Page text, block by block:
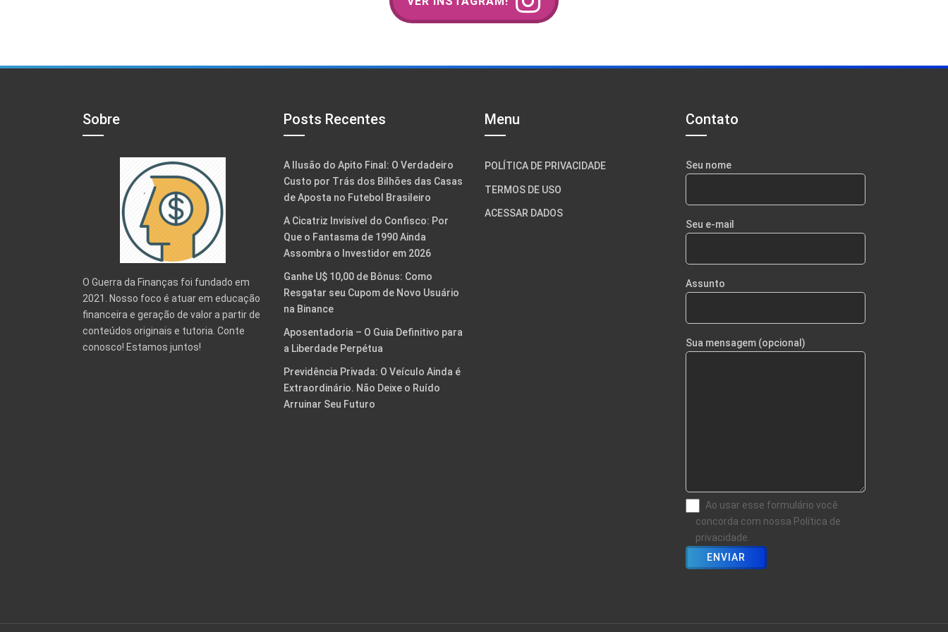
Sobre
O Guerra da Finanças foi fundado em
2021. Nosso foco é atuar em educação
financeira e geração de valor a partir de
conteúdos originais e tutoria. Conte
conosco! Estamos juntos!
Posts Recentes
A Ilusão do Apito Final: O Verdadeiro
Custo por Trás dos Bilhões das Casas
de Aposta no Futebol Brasileiro
A Cicatriz Invisível do Confisco: Por
Que o Fantasma de 1990 Ainda
Assombra o Investidor em 2026
Ganhe U$ 10,00 de Bônus: Como
Resgatar seu Cupom de Novo Usuário
na Binance
Aposentadoria – O Guia Definitivo para
a Liberdade Perpétua
Previdência Privada: O Veículo Ainda é
Extraordinário. Não Deixe o Ruído
Arruinar Seu Futuro
Menu
POLÍTICA DE PRIVACIDADE
TERMOS DE USO
ACESSAR DADOS
Contato
Seu nome
Seu e-mail
Assunto
Sua mensagem (opcional)
Ao usar esse formulário você
concorda com nossa Política de
privacidade.